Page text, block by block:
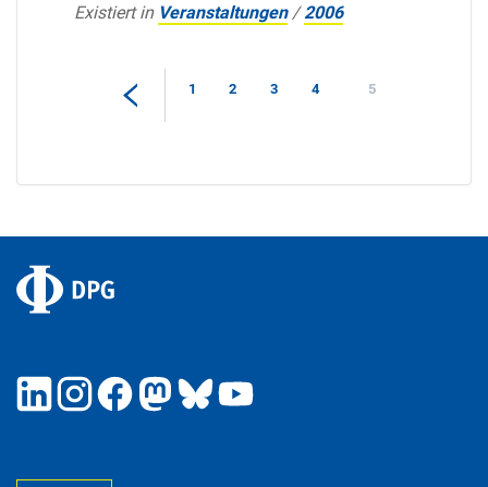
Existiert in Veranstaltungen /2006
1 2 3 4 5